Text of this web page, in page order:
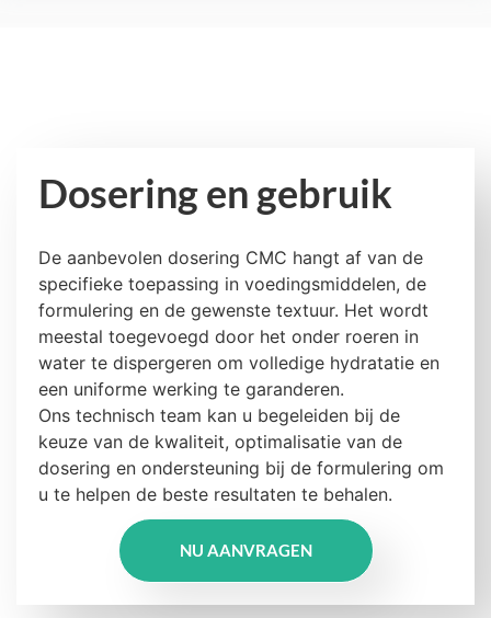
Dosering en gebruik
De aanbevolen dosering CMC hangt af van de
specifieke toepassing in voedingsmiddelen, de
formulering en de gewenste textuur. Het wordt
meestal toegevoegd door het onder roeren in
water te dispergeren om volledige hydratatie en
een uniforme werking te garanderen.
Ons technisch team kan u begeleiden bij de
keuze van de kwaliteit, optimalisatie van de
dosering en ondersteuning bij de formulering om
u te helpen de beste resultaten te behalen.
NU AANVRAGEN